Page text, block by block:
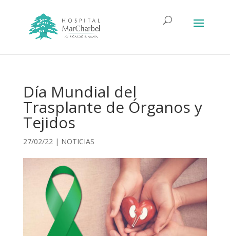
Día Mundial del
Trasplante de Órganos y
Tejidos
27/02/22| NOTICIAS